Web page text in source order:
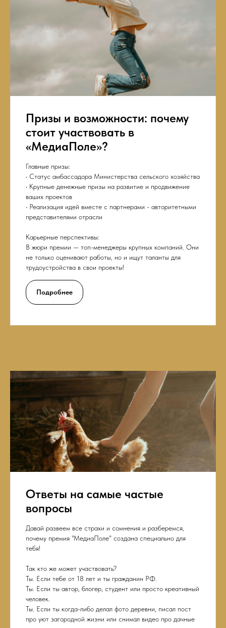
Призы и возможности: почему
стоит участвовать в
«МедиаПоле»?
Главные призы:
• Статус амбассадора Министерства сельского хозяйства
• Крупные денежные призы на развитие и продвижение
ваших проектов
• Реализация идей вместе с партнерами - авторитетными
представителями отрасли
Карьерные перспективы:
В жюри премии — топ-менеджеры крупных компаний. Они
не только оценивают работы, но и ищут таланты для
трудоустройства в свои проекты!
Подробнее
Ответы на самые частые
вопросы
Давай развеем все страхи и сомнения и разберемся,
почему премия "МедиаПоле" создана специально для
тебя!
Так кто же может участвовать?
Ты. Если тебе от 18 лет и ты гражданин РФ.
Ты. Если ты автор, блогер, студент или просто креативный
человек.
Ты. Если ты когда-либо делал фото деревни, писал пост
про уют загородной жизни или снимал видео про дачные